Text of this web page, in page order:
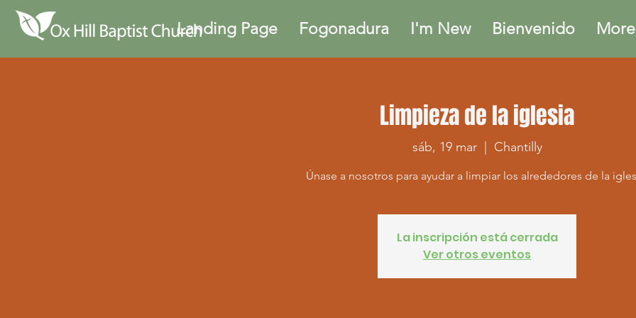
Landing Page Fogonadura I'm New Bienvenido
Limpieza de la iglesia
sáb, 19 mar
  |
Chantilly
Únase a nosotros para ayudar a limpiar los alrededores de la
La inscripción está cerrada
Ver otros eventos